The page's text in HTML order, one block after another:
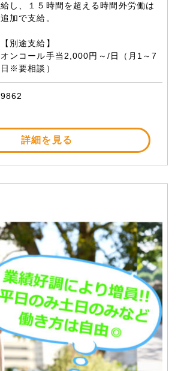
給し、１５時間を超える時間外労働は
追加で支給。
【別途支給】
オンコール手当2,000円～/日（月1～7
日※要相談）
9862
詳細を見る